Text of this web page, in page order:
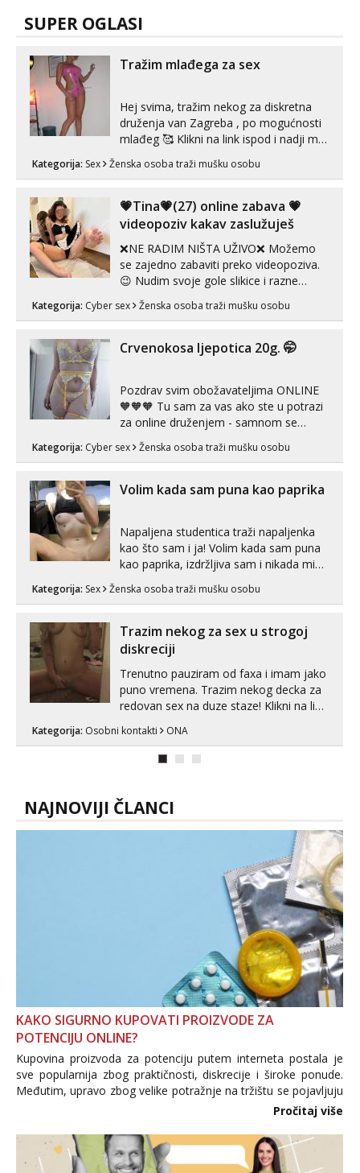
tel:0,93€ - mob:1,12€ min
Mira
Čekam tvoj poziv!
tel:0,93€ - mob:1,12€ min
SUPER OGLASI
Tražim mlađega za sex
Hej svima, tražim nekog za diskretna
druženja van Zagreba , po mogućnosti
mlađeg 🥰 Klikni na link ispod i nadji me
Kategorija: Sex Ženska osoba traži mušku osobu
💗Tina💗(27) online zabava 💗
videopoziv kakav zaslužuješ
❌NE RADIM NIŠTA UŽIVO❌ Možemo
se zajedno zabaviti preko videopoziva.
😉 Nudim svoje gole slikice i razne
videouradke. 🤩 Za online zabavu pošalji
poruku na Whatsapp, Telegram ili Viber.
autentičnosti možeš me vidjeti na
videopozivu. 😉 S vama sam vec 5 ...
Kategorija: Cyber sex Ženska osoba traži mušku osobu
Crvenokosa ljepotica 20g. 🤭
Pozdrav svim obožavateljima ONLINE
🧡🧡🧡 Tu sam za vas ako ste u potrazi
za online druženjem - samnom se
možete zabaviti preko videopoziva, ili
ako vam nisam dovoljna radim i u paru i
😉 Radim i vruća tipkanja uz slike i hot
line pozive. Za vas sam pripremila ...
Kategorija: Cyber sex Ženska osoba traži mušku osobu
Volim kada sam puna kao paprika
Napaljena studentica traži napaljenka
kao što sam i ja! Volim kada sam puna
kao paprika, izdržljiva sam i nikada mi
puta dnevno bilo kad i bilo gdje zato se
link ispod i nadji me tamo, cekam te!
Kategorija: Sex Ženska osoba traži mušku osobu
Trazim nekog za sex u strogoj
diskreciji
Trenutno pauziram od faxa i imam jako
puno vremena. Trazim nekog decka za
redovan sex na duze staze! Klikni na link
Kategorija: Osobni kontakti ONA
NAJNOVIJI ČLANCI
KAKO SIGURNO KUPOVATI PROIZVODE ZA
POTENCIJU ONLINE?
Kupovina proizvoda za potenciju putem interneta postala je
sve popularnija zbog praktičnosti, diskrecije i široke ponude.
Međutim, upravo zbog velike potražnje na tržištu se pojavljuju
i brojni krivotvoreni proizvodi, nepouzdane internetske
Pročitaj više